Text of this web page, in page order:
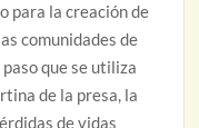
para la creación de
comunidades de
que se utiliza
de la presa, la
de vidas